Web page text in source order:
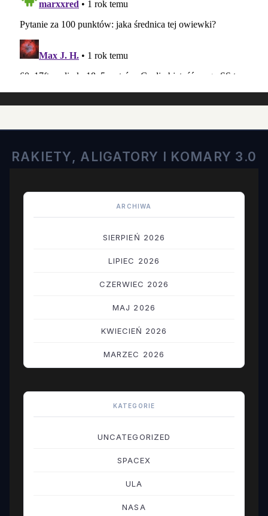
RAKIETY, ALIGATORY I KOMARY 3.0
ARCHIWA
SIERPIEŃ 2026
LIPIEC 2026
CZERWIEC 2026
MAJ 2026
KWIECIEŃ 2026
MARZEC 2026
STYCZEŃ 2026
KATEGORIE
UNCATEGORIZED
SPACEX
ULA
NASA